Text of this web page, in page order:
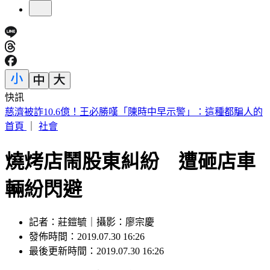
快訊
快訊／台中神岡死亡車禍 婦人遭大貨車撞飛魂斷路口
首頁
社會
燒烤店鬧股東糾紛 遭砸店車
輛紛閃避
記者：莊鎧毓｜攝影：廖宗慶
發佈時間：2019.07.30 16:26
最後更新時間：2019.07.30 16:26